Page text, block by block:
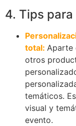
4. Tips
total: Aparte
otros
temáticos.
visual y
evento.